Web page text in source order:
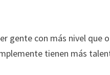
gente con más nivel que
tienen más